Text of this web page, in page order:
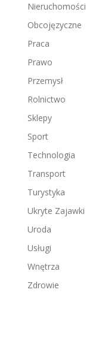
Nieruchomości
Obcojęzyczne
Praca
Prawo
Przemysł
Rolnictwo
Sklepy
Sport
Technologia
Transport
Turystyka
Ukryte Zajawki
Uroda
Usługi
Wnętrza
Zdrowie